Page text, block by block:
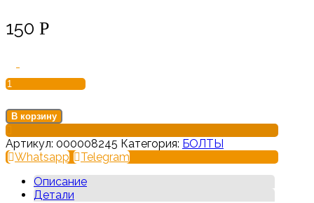
150 Р
-
В корзину
Артикул: 000008245 Категория: БОЛТЫ
Whatsapp
Telegram
Описание
Детали